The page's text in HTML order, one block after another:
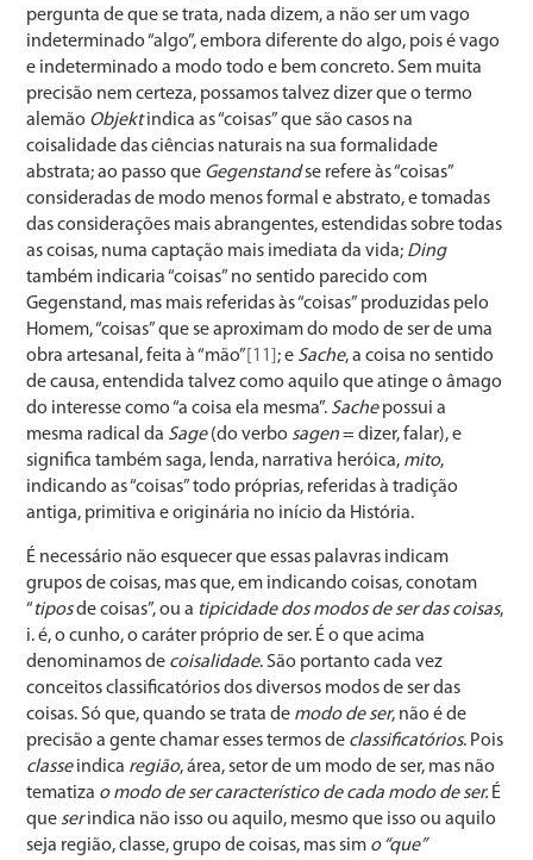
pergunta de que se trata, nada dizem, a não ser um vago
indeterminado “algo”, embora diferente do algo, pois é vago
e indeterminado a modo todo e bem concreto. Sem muita
precisão nem certeza, possamos talvez dizer que o termo
alemão Objektindica as “coisas” que são casos na
coisalidade das ciências naturais na sua formalidade
abstrata; ao passo que Gegenstandse refere às “coisas”
consideradas de modo menos formal e abstrato, e tomadas
das considerações mais abrangentes, estendidas sobre todas
as coisas, numa captação mais imediata da vida; Ding
também indicaria “coisas” no sentido parecido com
Gegenstand, mas mais referidas às “coisas” produzidas pelo
Homem, “coisas” que se aproximam do modo de ser de uma
obra artesanal, feita à “mão” [11] ; e Sache, a coisa no sentido
de causa, entendida talvez como aquilo que atinge o âmago
do interesse como “a coisa ela mesma”. Sachepossui a
mesma radical da Sage(do verbo sagen= dizer, falar), e
significa também saga, lenda, narrativa heróica, mito,
indicando as “coisas” todo próprias, referidas à tradição
antiga, primitiva e originária no início da História.
É necessário não esquecer que essas palavras indicam
grupos de coisas, mas que, em indicando coisas, conotam
“tiposde coisas”, ou a tipicidade dos modos de ser das coisas,
i. é, o cunho, o caráter próprio de ser. É o que acima
denominamos de coisalidade. São portanto cada vez
conceitos classificatórios dos diversos modos de ser das
coisas. Só que, quando se trata de modo de ser, não é de
precisão a gente chamar esses termos de classificatórios. Pois
classeindica região, área, setor de um modo de ser, mas não
tematiza o modo de ser característico de cada modo de ser. É
que serindica não isso ou aquilo, mesmo que isso ou aquilo
seja região, classe, grupo de coisas, mas sim o “que”